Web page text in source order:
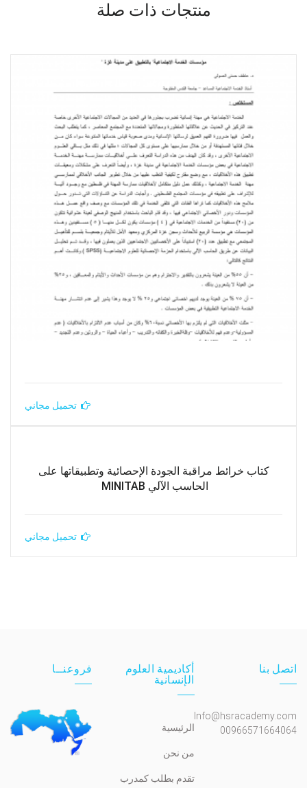
منتجات ذات صلة
تحميل مجاني
كتاب خرائط مراقبة الجودة الإحصائية وتطبيقاتها على
الحاسب الآلي MINITAB
تحميل مجاني
اتصل بنا
Info@hsracademy.com
00966571664064
أكاديمية العلوم
الإنسانية
الرئيسية
من نحن
تقدم بطلب كمدرب
فروعنــا